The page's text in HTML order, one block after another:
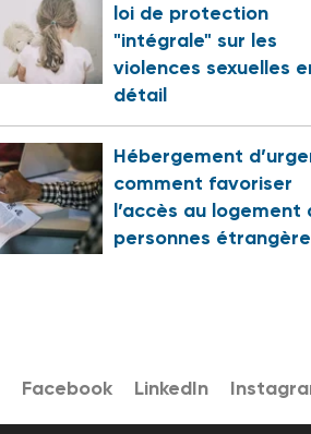
loi de protection
"intégrale" sur les
violences sexuelles
détail
Hébergement
comment favoriser
l’accès au logement
personnes
Facebook LinkedIn